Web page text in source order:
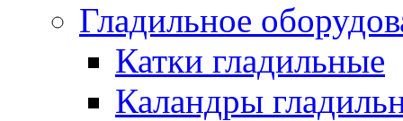
Гладильное
Катки гладильные
Каландры